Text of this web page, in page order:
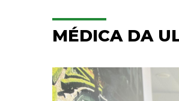
MÉDICA DA